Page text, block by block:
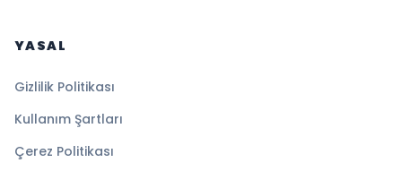
YASAL
Gizlilik Politikası
Kullanım Şartları
Çerez Politikası